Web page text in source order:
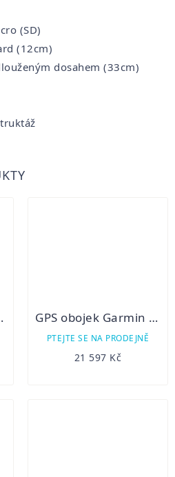
(SD)
(12cm)
dosahem (33cm)
CZ / EU TOPO GPS obojek Garmin Alpha 50 T5(mini) + CZ/EU TOPO
PTEJTE SE NA PRODEJNĚ
21 597 Kč